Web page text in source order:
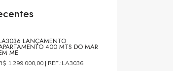
LANÇAMENTO
400 MTS DO MAR
ME
1.299.000,00 | REF.:LA3036